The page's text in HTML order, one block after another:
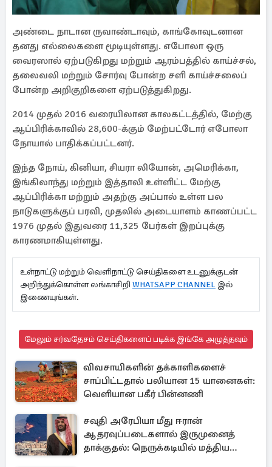
அண்டை நாடான ருவாண்டாவும், காங்கோவுடனான
தனது எல்லைகளை மூடியுள்ளது. எபோலா ஒரு
வைரஸால் ஏற்படுகிறது மற்றும் ஆரம்பத்தில் காய்ச்சல்,
தலைவலி மற்றும் சோர்வு போன்ற சளி காய்ச்சலைப்
போன்ற அறிகுறிகளை ஏற்படுத்துகிறது.
2014 முதல் 2016 வரையிலான காலகட்டத்தில், மேற்கு
ஆப்பிரிக்காவில் 28,600-க்கும் மேற்பட்டோர் எபோலா
நோயால் பாதிக்கப்பட்டனர்.
இந்த நோய், கினியா, சியரா லியோன், அமெரிக்கா,
இங்கிலாந்து மற்றும் இத்தாலி உள்ளிட்ட மேற்கு
ஆப்பிரிக்கா மற்றும் அதற்கு அப்பால் உள்ள பல
நாடுகளுக்குப் பரவி, முதலில் அடையாளம் காணப்பட்ட
1976 முதல் இதுவரை 11,325 பேர்கள் இறப்புக்கு
காரணமாகியுள்ளது.
உள்நாட்டு மற்றும் வெளிநாட்டு செய்திகளை உடனுக்குடன்
அறிந்துக்கொள்ள லங்காசிறி WHATSAPP CHANNEL இல்
இணையுங்கள்.
மேலும் சர்வதேசம் செய்திகளைப் படிக்க இங்கே அழுத்தவும்
விவசாயிகளின் தக்காளிகளைச்
சாப்பிட்டதால் பலியான 15 யானைகள்:
வெளியான பகீர் பின்னணி
சவுதி அரேபியா மீது ஈரான்
ஆதரவுப்படைகளால் இருமுனைத்
தாக்குதல்: நெருக்கடியில் மத்திய